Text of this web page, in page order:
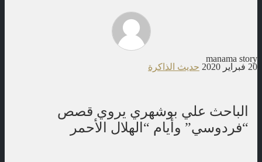
manama story
20 فبراير 2020
حديث الذاكرة
الباحث علي بوشهري يروي قصص
“فردوسي” وأيام “الهلال الأحمر